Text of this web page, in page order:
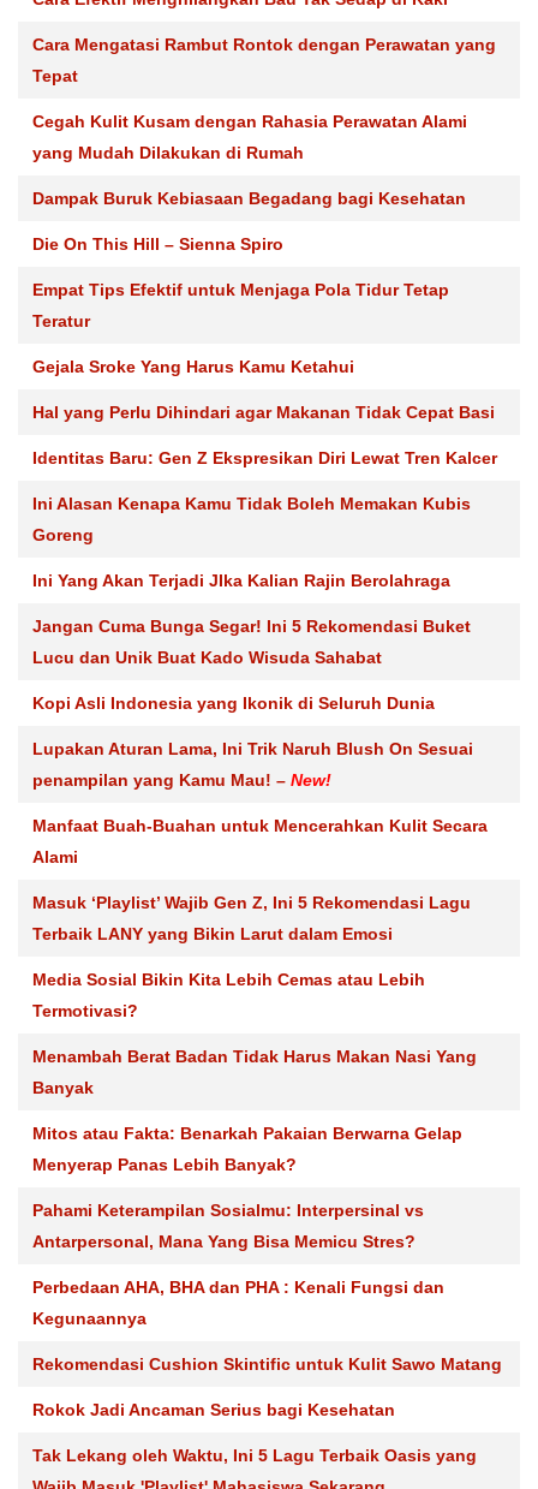
Cara Mengatasi Rambut Rontok dengan Perawatan yang
Tepat
Cegah Kulit Kusam dengan Rahasia Perawatan Alami
yang Mudah Dilakukan di Rumah
Dampak Buruk Kebiasaan Begadang bagi Kesehatan
Die On This Hill – Sienna Spiro
Empat Tips Efektif untuk Menjaga Pola Tidur Tetap
Teratur
Gejala Sroke Yang Harus Kamu Ketahui
Hal yang Perlu Dihindari agar Makanan Tidak Cepat Basi
Identitas Baru: Gen Z Ekspresikan Diri Lewat Tren Kalcer
Ini Alasan Kenapa Kamu Tidak Boleh Memakan Kubis
Goreng
Ini Yang Akan Terjadi JIka Kalian Rajin Berolahraga
Jangan Cuma Bunga Segar! Ini 5 Rekomendasi Buket
Lucu dan Unik Buat Kado Wisuda Sahabat
Kopi Asli Indonesia yang Ikonik di Seluruh Dunia
Lupakan Aturan Lama, Ini Trik Naruh Blush On Sesuai
penampilan yang Kamu Mau! – New!
Manfaat Buah-Buahan untuk Mencerahkan Kulit Secara
Alami
Masuk ‘Playlist’ Wajib Gen Z, Ini 5 Rekomendasi Lagu
Terbaik LANY yang Bikin Larut dalam Emosi
Media Sosial Bikin Kita Lebih Cemas atau Lebih
Termotivasi?
Menambah Berat Badan Tidak Harus Makan Nasi Yang
Banyak
Mitos atau Fakta: Benarkah Pakaian Berwarna Gelap
Menyerap Panas Lebih Banyak?
Pahami Keterampilan Sosialmu: Interpersinal vs
Antarpersonal, Mana Yang Bisa Memicu Stres?
Perbedaan AHA, BHA dan PHA : Kenali Fungsi dan
Kegunaannya
Rekomendasi Cushion Skintific untuk Kulit Sawo Matang
Rokok Jadi Ancaman Serius bagi Kesehatan
Tak Lekang oleh Waktu, Ini 5 Lagu Terbaik Oasis yang